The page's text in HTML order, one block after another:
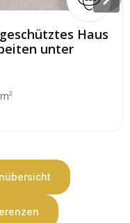
Haus
unter